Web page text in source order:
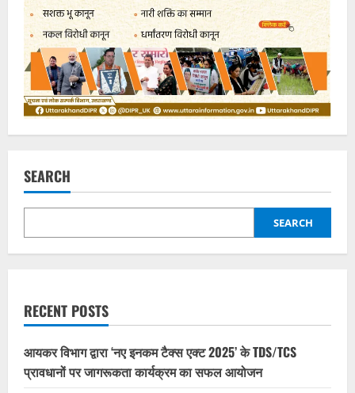
SEARCH
SEARCH
RECENT POSTS
आयकर विभाग द्वारा ‘नए इनकम टैक्स एक्ट 2025’ के TDS/TCS
प्रावधानों पर जागरूकता कार्यक्रम का सफल आयोजन